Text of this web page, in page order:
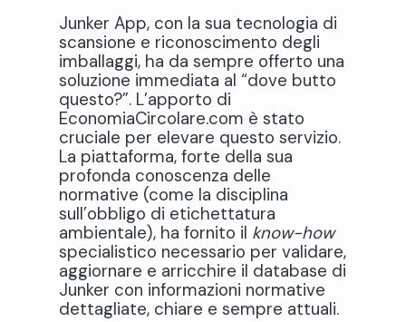
Junker App, con la sua tecnologia di
scansione e riconoscimento degli
imballaggi, ha da sempre offerto una
soluzione immediata al “dove butto
questo?”. L’apporto di
EconomiaCircolare.com è stato
cruciale per elevare questo servizio.
La piattaforma, forte della sua
profonda conoscenza delle
normative (come la disciplina
sull’obbligo di etichettatura
ambientale), ha fornito il know-how
specialistico necessario per validare,
aggiornare e arricchire il database di
Junker con informazioni normative
dettagliate, chiare e sempre attuali.